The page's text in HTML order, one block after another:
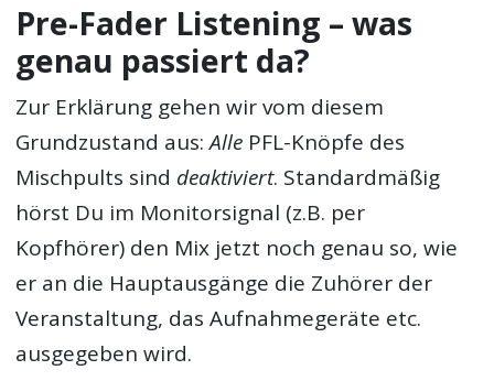
Pre-Fader Listening – was
genau passiert da?
Zur Erklärung gehen wir vom diesem
Grundzustand aus:Alle PFL-Knöpfe des
Mischpults sind deaktiviert. Standardmäßig
hörst Du im Monitorsignal (z.B. per
Kopfhörer) den Mix jetzt noch genau so, wie
er an die Hauptausgänge die Zuhörer der
Veranstaltung, das Aufnahmegeräte etc.
ausgegeben wird.